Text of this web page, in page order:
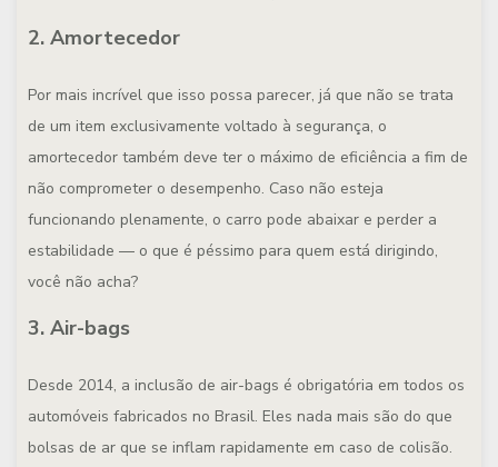
2. Amortecedor
Por mais incrível que isso possa parecer, já que não se trata
de um item exclusivamente voltado à segurança, o
amortecedor também deve ter o máximo de eficiência a fim de
não comprometer o desempenho. Caso não esteja
funcionando plenamente, o carro pode abaixar e perder a
estabilidade — o que é péssimo para quem está dirigindo,
você não acha?
3. Air-bags
Desde 2014, a inclusão de air-bags é obrigatória em todos os
automóveis fabricados no Brasil. Eles nada mais são do que
bolsas de ar que se inflam rapidamente em caso de colisão.